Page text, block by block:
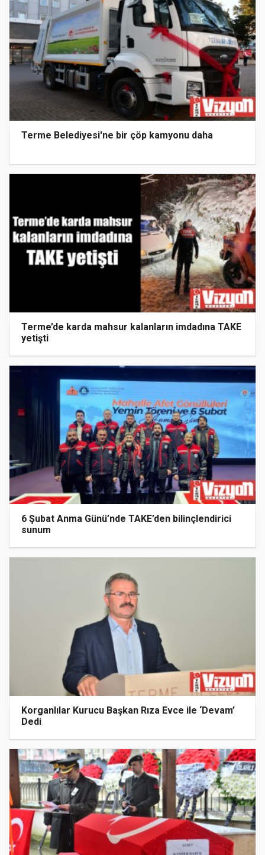
Terme Belediyesi'ne bir çöp kamyonu daha
Terme’de karda mahsur kalanların imdadına TAKE
yetişti
6 Şubat Anma Günü’nde TAKE’den bilinçlendirici
sunum
Korganlılar Kurucu Başkan Rıza Evce ile ‘Devam’
Dedi